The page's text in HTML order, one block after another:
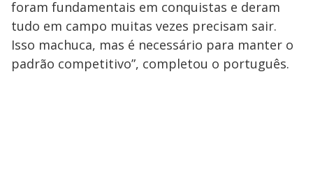
foram fundamentais em conquistas e deram
tudo em campo muitas vezes precisam sair.
Isso machuca, mas é necessário para manter o
padrão competitivo”, completou o português.